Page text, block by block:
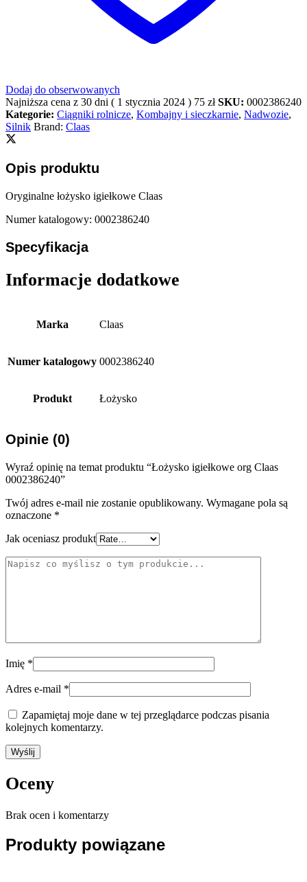
Dodaj do obserwowanych
Najniższa cena z 30 dni ( 1 stycznia 2024 ) 75 zł SKU: 0002386240
Kategorie: Ciągniki rolnicze, Kombajny i sieczkarnie, Nadwozie,
Silnik Brand: Claas
Opis produktu
Oryginalne łożysko igiełkowe Claas
Numer katalogowy: 0002386240
Specyfikacja
Informacje dodatkowe
Marka Claas
Numer katalogowy 0002386240
Produkt Łożysko
Opinie (0)
Wyraź opinię na temat produktu “Łożysko igiełkowe org Claas
0002386240”
Twój adres e-mail nie zostanie opublikowany. Wymagane pola są
oznaczone *
Jak oceniasz produkt
Imię *
Adres e-mail *
Zapamiętaj moje dane w tej przeglądarce podczas pisania
kolejnych komentarzy.
Oceny
Brak ocen i komentarzy
Produkty powiązane